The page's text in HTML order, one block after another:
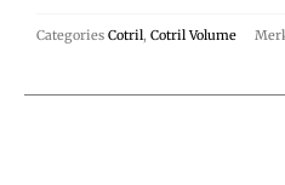
Categories Cotril, Cotril Volume